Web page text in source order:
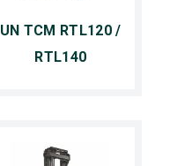
UN TCM RTL120 /
RTL140